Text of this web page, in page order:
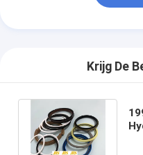
Krijg De